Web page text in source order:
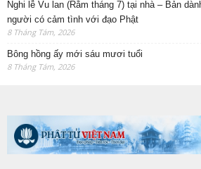
Nghi lễ Vu lan (Rằm tháng 7) tại nhà – Bản
người có cảm tình với đạo Phật
8 Tháng Tám, 2026
Bông hồng ấy mới sáu mươi tuổi
8 Tháng Tám, 2026